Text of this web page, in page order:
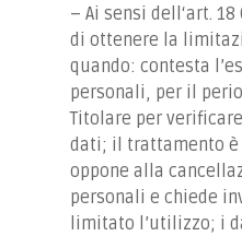
– Ai sensi dell‘art.
di ottenere la
quando: contesta
personali, per il
Titolare per
dati; il trattamento è
oppone alla
personali e chiede
limitato l’utilizzo; i